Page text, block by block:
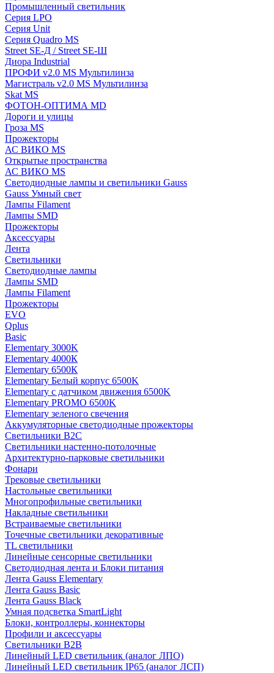
Промышленный светильник
Серия LPO
Серия Unit
Серия Quadro MS
Street SE-Д / Street SE-Ш
Диора Industrial
ПРОФИ v2.0 MS Мультилинза
Магистраль v2.0 MS Мультилинза
Skat MS
ФОТОН-ОПТИМА MD
Дороги и улицы
Гроза MS
Прожекторы
АС ВИКО MS
Открытые пространства
АС ВИКО MS
Светодиодные лампы и светильники Gauss
Gauss Умный свет
Лампы Filament
Лампы SMD
Прожекторы
Аксессуары
Лента
Светильники
Светодиодные лампы
Лампы SMD
Лампы Filament
Прожекторы
EVO
Qplus
Basic
Elementary 3000K
Elementary 4000К
Elementary 6500К
Elementary Белый корпус 6500K
Elementary с датчиком движения 6500K
Elementary PROMO 6500K
Elementary зеленого свечения
Аккумуляторные светодиодные прожекторы
Светильники B2C
Светильники настенно-потолочные
Архитектурно-парковые светильники
Фонари
Трековые светильники
Настольные светильники
Многопрофильные светильники
Накладные светильники
Встраиваемые светильники
Точечные светильники декоративные
TL светильники
Линейные сенсорные светильники
Светодиодная лента и Блоки питания
Лента Gauss Elementary
Лента Gauss Basic
Лента Gauss Black
Умная подсветка SmartLight
Блоки, контроллеры, коннекторы
Профили и аксессуары
Светильники B2B
Линейный LED светильник (аналог ЛПО)
Линейный LED светильник IP65 (аналог ЛСП)